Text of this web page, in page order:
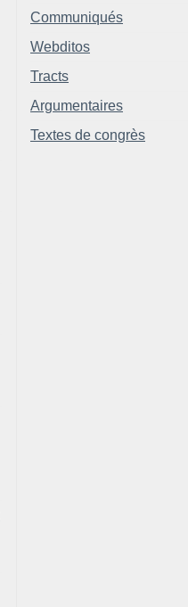
Communiqués
Webditos
Tracts
Argumentaires
Textes de congrès